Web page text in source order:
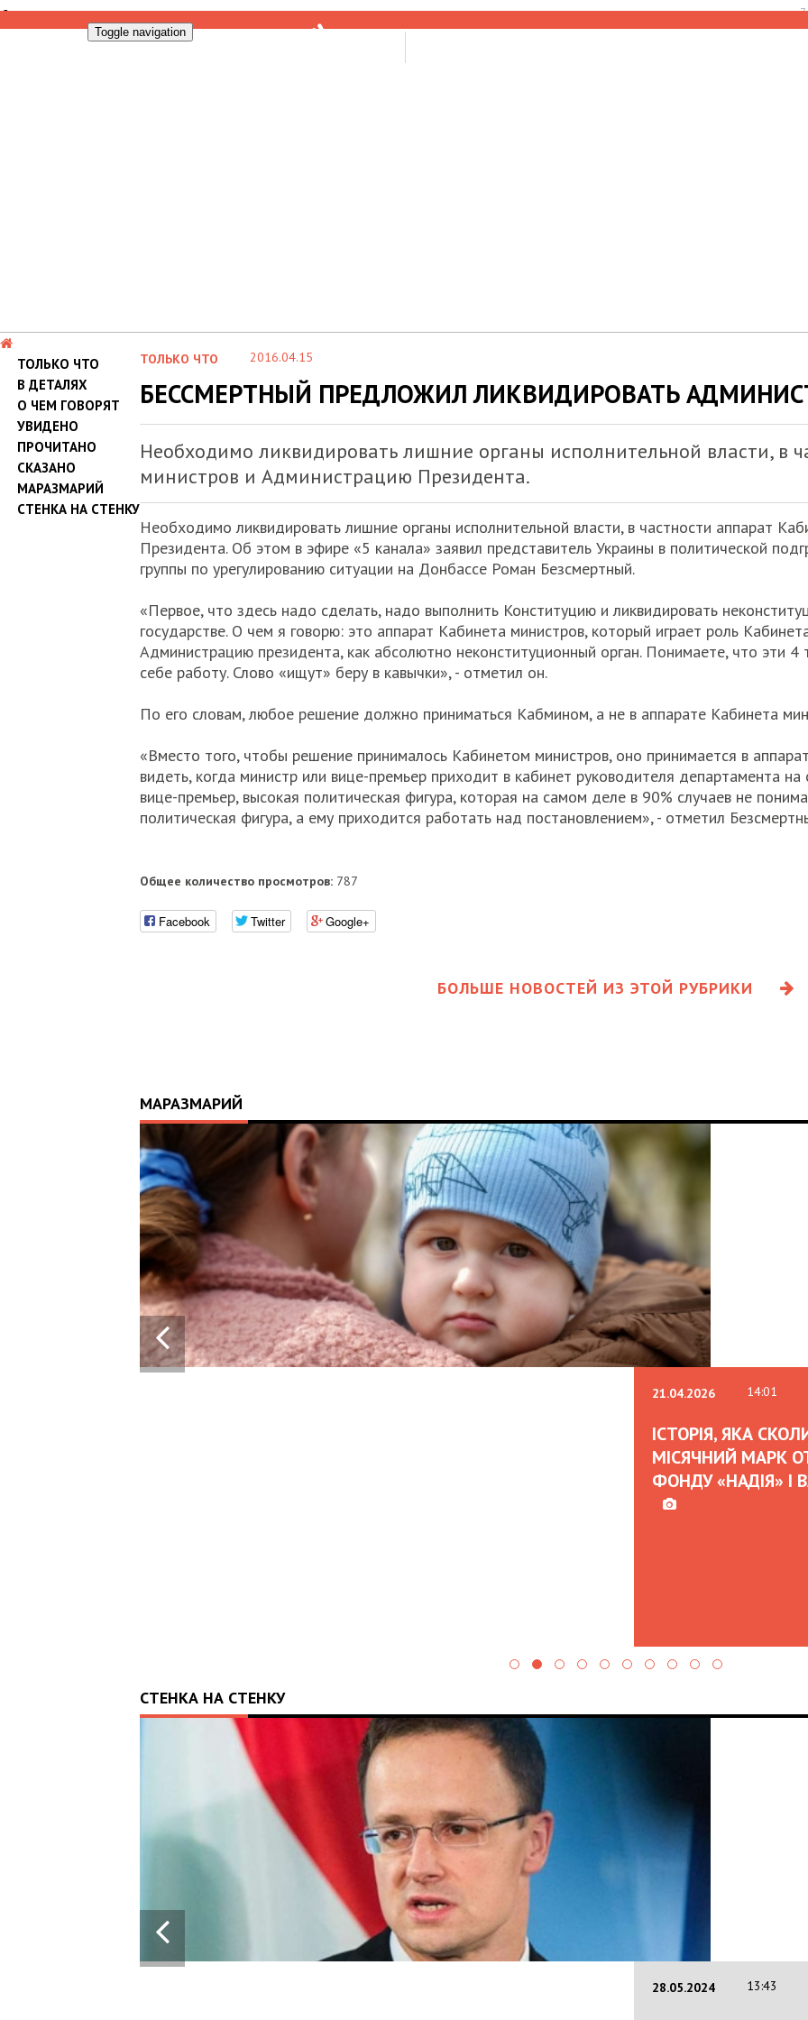
Toggle navigation
ТОЛЬКО ЧТО
В ДЕТАЛЯХ
О ЧЕМ ГОВОРЯТ
УВИДЕНО
ПРОЧИТАНО
СКАЗАНО
МАРАЗМАРИЙ
СТЕНКА НА СТЕНКУ
ТОЛЬКО ЧТО 2016.04.15
БЕССМЕРТНЫЙ ПРЕДЛОЖИЛ ЛИКВИДИРОВАТЬ
Необходимо ликвидировать лишние органы исполнительной власти, в
министров и Администрацию Президента.
Необходимо ликвидировать лишние органы исполнительной власти, в частности аппарат
Президента. Об этом в эфире «5 канала» заявил представитель Украины в политической
группы по урегулированию ситуации на Донбассе Роман Безсмертный.
«Первое, что здесь надо сделать, надо выполнить Конституцию и ликвидировать
государстве. О чем я говорю: это аппарат Кабинета министров, который играет роль
Администрацию президента, как абсолютно неконституционный орган. Понимаете, что эти
себе работу. Слово «ищут» беру в кавычки», - отметил он.
По его словам, любое решение должно приниматься Кабмином, а не в аппарате Кабинета
«Вместо того, чтобы решение принималось Кабинетом министров, оно принимается в
видеть, когда министр или вице-премьер приходит в кабинет руководителя департамента на
вице-премьер, высокая политическая фигура, которая на самом деле в 90% случаев не
политическая фигура, а ему приходится работать над постановлением», - отметил
Общее количество просмотров: 787
Facebook Twitter Google+
БОЛЬШЕ НОВОСТЕЙ ИЗ ЭТОЙ РУБРИКИ
МАРАЗМАРИЙ
СТЕНКА НА СТЕНКУ